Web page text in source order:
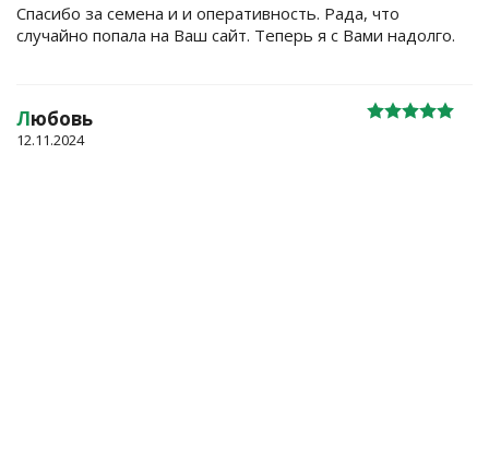
Спасибо за семена и и оперативность. Рада, что
случайно попала на Ваш сайт. Теперь я с Вами надолго.
Любовь
12.11.2024